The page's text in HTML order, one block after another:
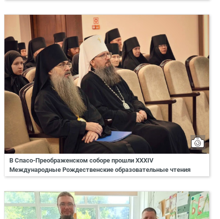
В Спасо-Преображенском соборе прошли XXXIV
Международные Рождественские образовательные чтения